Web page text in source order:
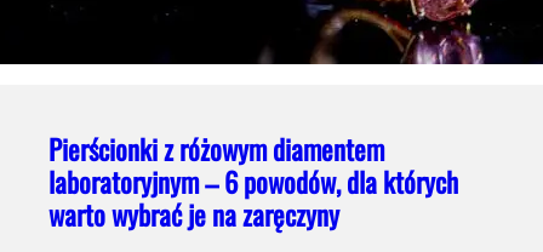
Pierścionki z różowym diamentem
laboratoryjnym – 6 powodów, dla których
warto wybrać je na zaręczyny